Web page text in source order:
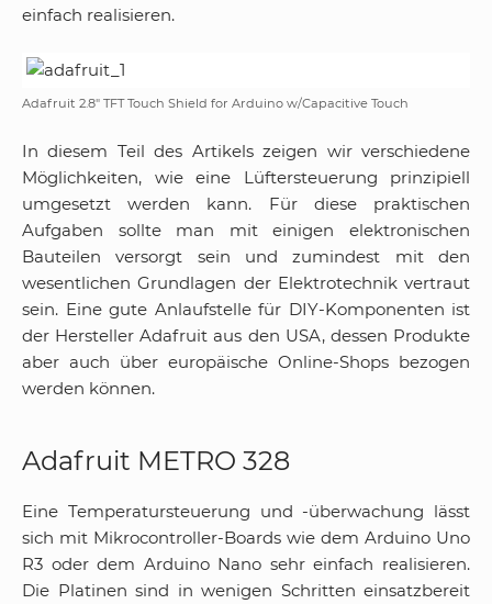
einfach realisieren.
Adafruit 2.8″ TFT Touch Shield for Arduino w/Capacitive Touch
In diesem Teil des Artikels zeigen wir verschiedene
Möglichkeiten, wie eine Lüftersteuerung prinzipiell
umgesetzt werden kann. Für diese praktischen
Aufgaben sollte man mit einigen elektronischen
Bauteilen versorgt sein und zumindest mit den
wesentlichen Grundlagen der Elektrotechnik vertraut
sein. Eine gute Anlaufstelle für DIY-Komponenten ist
der Hersteller Adafruit aus den USA, dessen Produkte
aber auch über europäische Online-Shops bezogen
werden können.
Adafruit METRO 328
Eine Temperatursteuerung und -überwachung lässt
sich mit Mikrocontroller-Boards wie dem Arduino Uno
R3 oder dem Arduino Nano sehr einfach realisieren.
Die Platinen sind in wenigen Schritten einsatzbereit